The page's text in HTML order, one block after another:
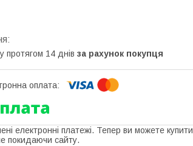
протягом 14 днів за рахунок покупця
електронні платежі. Тепер ви можете купити
покидаючи сайту.